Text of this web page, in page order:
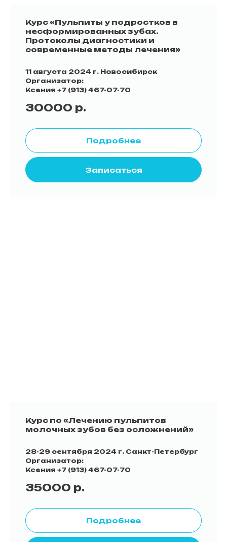
Курс «Пульпиты у подростков в
несформированных зубах.
Протоколы диагностики и
современные методы лечения»
11 августа 2024 г. Новосибирск
Организатор:
Ксения +7 (913) 467-07-70
30000 р.
Подробнее
Записаться
Курс по «Лечению пульпитов
молочных зубов без осложнений»
28-29 сентября 2024 г. Санкт-Петербург
Организатор:
Ксения +7 (913) 467-07-70
35000 р.
Подробнее